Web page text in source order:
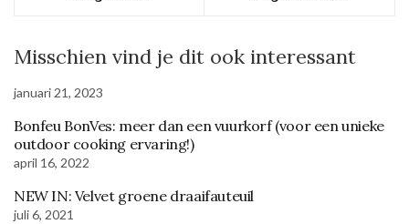
Misschien vind je dit ook interessant
januari 21, 2023
Bonfeu BonVes: meer dan een vuurkorf (voor een unieke
outdoor cooking ervaring!)
april 16, 2022
NEW IN: Velvet groene draaifauteuil
juli 6, 2021